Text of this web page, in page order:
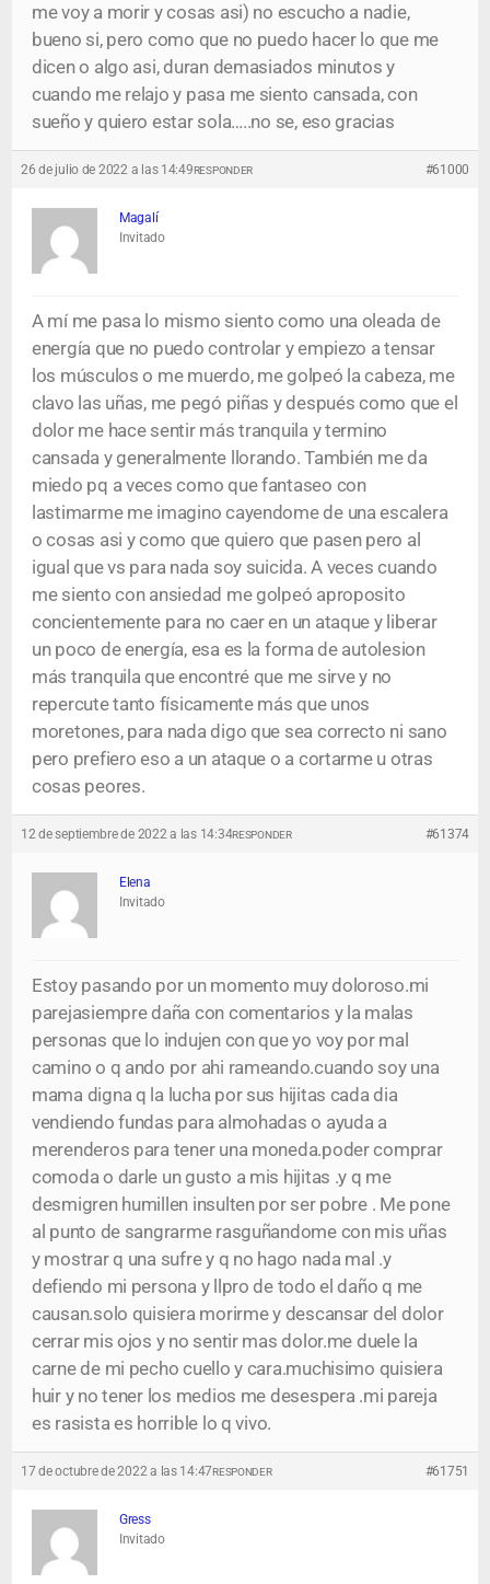
me voy a morir y cosas asi) no escucho a nadie,
bueno si, pero como que no puedo hacer lo que me
dicen o algo asi, duran demasiados minutos y
cuando me relajo y pasa me siento cansada, con
sueño y quiero estar sola…..no se, eso gracias
26 de julio de 2022 a las 14:49 #61000
RESPONDER
Magalí
Invitado
A mí me pasa lo mismo siento como una oleada de
energía que no puedo controlar y empiezo a tensar
los músculos o me muerdo, me golpeó la cabeza, me
clavo las uñas, me pegó piñas y después como que el
dolor me hace sentir más tranquila y termino
cansada y generalmente llorando. También me da
miedo pq a veces como que fantaseo con
lastimarme me imagino cayendome de una escalera
o cosas asi y como que quiero que pasen pero al
igual que vs para nada soy suicida. A veces cuando
me siento con ansiedad me golpeó aproposito
concientemente para no caer en un ataque y liberar
un poco de energía, esa es la forma de autolesion
más tranquila que encontré que me sirve y no
repercute tanto físicamente más que unos
moretones, para nada digo que sea correcto ni sano
pero prefiero eso a un ataque o a cortarme u otras
cosas peores.
12 de septiembre de 2022 a las 14:34 #61374
RESPONDER
Elena
Invitado
Estoy pasando por un momento muy doloroso.mi
parejasiempre daña con comentarios y la malas
personas que lo indujen con que yo voy por mal
camino o q ando por ahi rameando.cuando soy una
mama digna q la lucha por sus hijitas cada dia
vendiendo fundas para almohadas o ayuda a
merenderos para tener una moneda.poder comprar
comoda o darle un gusto a mis hijitas .y q me
desmigren humillen insulten por ser pobre . Me pone
al punto de sangrarme rasguñandome con mis uñas
y mostrar q una sufre y q no hago nada mal .y
defiendo mi persona y llpro de todo el daño q me
causan.solo quisiera morirme y descansar del dolor
cerrar mis ojos y no sentir mas dolor.me duele la
carne de mi pecho cuello y cara.muchisimo quisiera
huir y no tener los medios me desespera .mi pareja
es rasista es horrible lo q vivo.
17 de octubre de 2022 a las 14:47 #61751
RESPONDER
Gress
Invitado